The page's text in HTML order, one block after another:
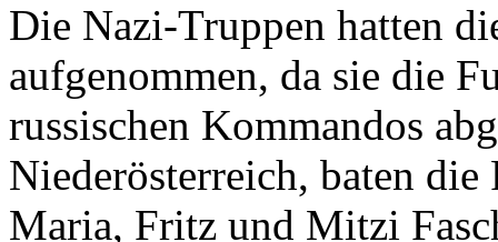
Niederösterreich, baten
Maria, Fritz und Mitzi
Hilfesuchenden im
Spürhunde der Nazis eine
ankündigten, ergriffen die